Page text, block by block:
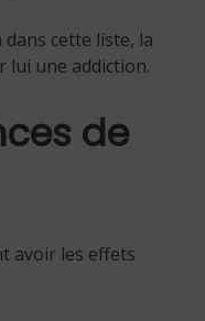
cette liste, la
lui une addiction.
de
avoir les effets